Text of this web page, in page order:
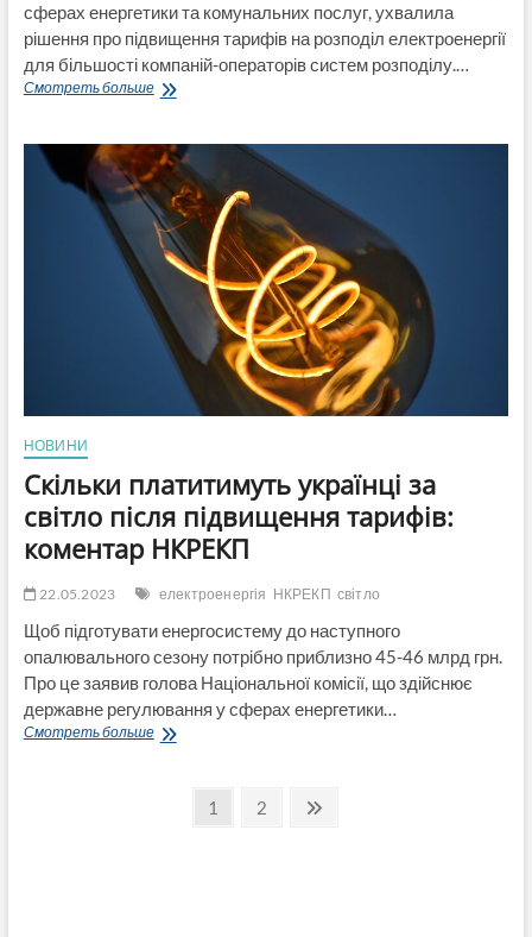
сферах енергетики та комунальних послуг, ухвалила
рішення про підвищення тарифів на розподіл електроенергії
для більшості компаній-операторів систем розподілу.…
Смотреть большеЕлектроенергія
схвалила
підвищення
тарифів
для
обленерго
НОВИНИ
Скільки платитимуть українці за
світло після підвищення тарифів:
коментар НКРЕКП
22.05.2023 електроенергія НКРЕКП світло
Щоб підготувати енергосистему до наступного
опалювального сезону потрібно приблизно 45-46 млрд грн.
Про це заявив голова Національної комісії, що здійснює
державне регулювання у сферах енергетики…
Смотреть большеСкільки
Страница
1 Страница
2